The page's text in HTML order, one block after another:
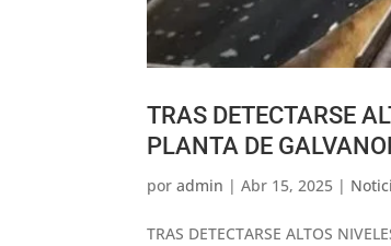
TRAS DETECTARSE
PLANTA DE
poradmin |Abr 15, 2025 |
TRAS DETECTARSE ALTOS